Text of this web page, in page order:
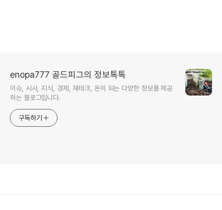
enopa777 골드피그의 정보톡톡
이슈, 시사, 지식, 경제, 재테크, 돈이 되는 다양한 정보를 제공
하는 블로그입니다.
구독하기